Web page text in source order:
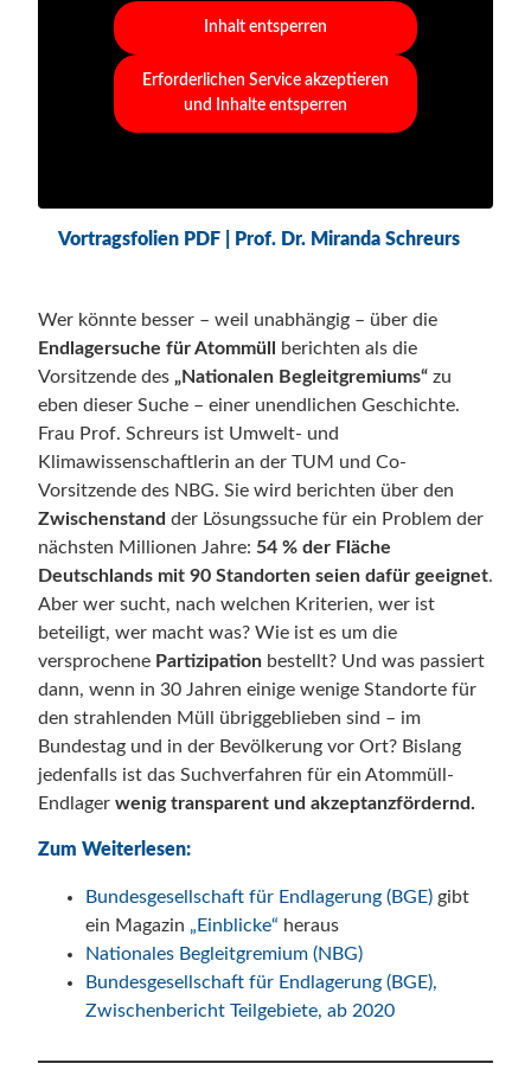
Inhalt entsperren
Erforderlichen Service akzeptieren
und Inhalte entsperren
Vortragsfolien PDF | Prof. Dr. Miranda Schreurs
Wer könnte besser – weil unabhängig – über die
Endlagersuche für Atommüll
berichten als die
Vorsitzende des „Nationalen Begleitgremiums“ zu
eben dieser Suche – einer unendlichen Geschichte.
Frau Prof. Schreurs ist Umwelt- und
Klimawissenschaftlerin an der TUM und Co-
Vorsitzende des NBG. Sie wird berichten über den
Zwischenstand der Lösungssuche für ein Problem der
nächsten Millionen Jahre: 54 % der Fläche
Deutschlands mit 90 Standorten seien dafür geeignet.
Aber wer sucht, nach welchen Kriterien, wer ist
beteiligt, wer macht was? Wie ist es um die
versprochene Partizipation bestellt? Und was passiert
dann, wenn in 30 Jahren einige wenige Standorte für
den strahlenden Müll übriggeblieben sind – im
Bundestag und in der Bevölkerung vor Ort? Bislang
jedenfalls ist das Suchverfahren für ein Atommüll-
Endlager wenig transparent und akzeptanzfördernd.
Zum Weiterlesen:
Bundesgesellschaft für Endlagerung (BGE) gibt
ein Magazin „Einblicke“ heraus
Nationales Begleitgremium (NBG)
Bundesgesellschaft für Endlagerung (BGE),
Zwischenbericht Teilgebiete, ab 2020